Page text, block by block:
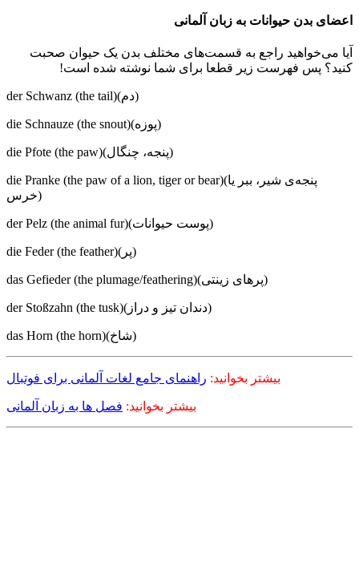
اعضای بدن حیوانات به زبان آلمانی
آیا می‌خواهید راجع به قسمت‌های مختلف بدن یک حیوان صحبت
کنید؟ پس فهرست زیر قطعا برای شما نوشته شده است!
der Schwanz (the tail)(دم)
die Schnauze (the snout)(پوزه)
die Pfote (the paw)(پنجه، چنگال)
die Pranke (the paw of a lion, tiger or bear)(پنجه‌ی شیر، ببر یا
خرس)
der Pelz (the animal fur)(پوست حیوانات)
die Feder (the feather)(پر)
das Gefieder (the plumage/feathering)(پرهای زینتی)
der Stoßzahn (the tusk)(دندان تیز و دراز)
das Horn (the horn)(شاخ)
بیشتر بخوانید: راهنمای جامع لغات آلمانی برای فوتبال
بیشتر بخوانید: فصل ها به زبان آلمانی